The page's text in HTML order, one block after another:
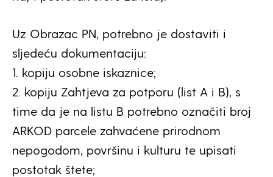
Uz Obrazac PN, potrebno je dostaviti i
sljedeću dokumentaciju:
1. kopiju osobne iskaznice;
2. kopiju Zahtjeva za potporu (list A i B), s
time da je na listu B potrebno označiti broj
ARKOD parcele zahvaćene prirodnom
nepogodom, površinu i kulturu te upisati
postotak štete;